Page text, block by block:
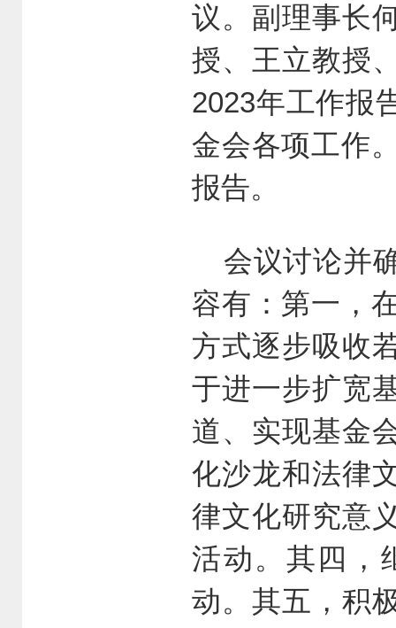
议。副理事长
授、王立教授
2023年工作报
金会各项工作
报告。
会议讨论并
容有：第一，
方式逐步吸收
于进一步扩宽
道、实现基金
化沙龙和法律
律文化研究意
活动。其四，
动。其五，积